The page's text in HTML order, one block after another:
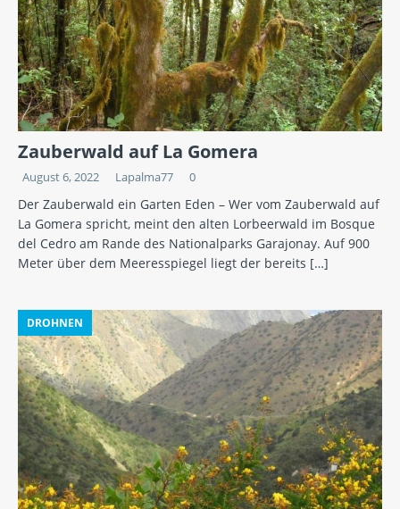
Zauberwald auf La Gomera
August 6, 2022 Lapalma77 0
Der Zauberwald ein Garten Eden – Wer vom Zauberwald auf
La Gomera spricht, meint den alten Lorbeerwald im Bosque
del Cedro am Rande des Nationalparks Garajonay. Auf 900
Meter über dem Meeresspiegel liegt der bereits […]
DROHNEN